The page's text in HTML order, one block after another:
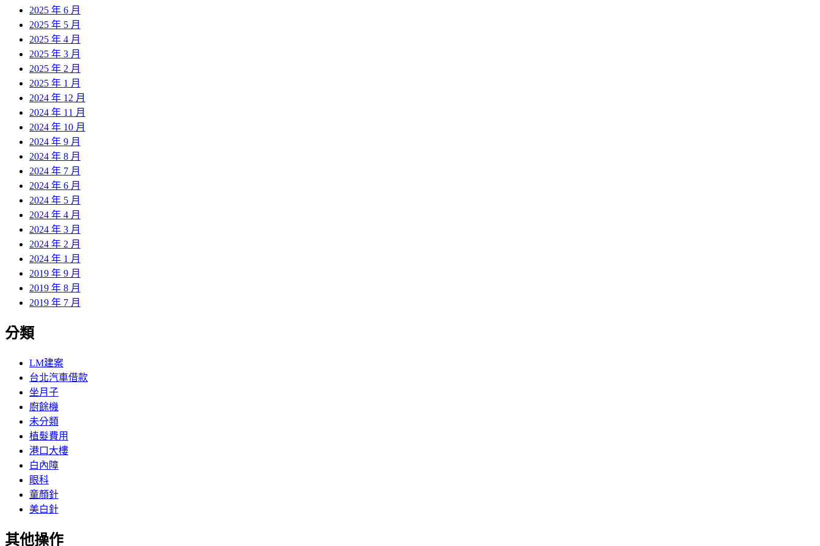
2025 年 6 月
2025 年 5 月
2025 年 4 月
2025 年 3 月
2025 年 2 月
2025 年 1 月
2024 年 12 月
2024 年 11 月
2024 年 10 月
2024 年 9 月
2024 年 8 月
2024 年 7 月
2024 年 6 月
2024 年 5 月
2024 年 4 月
2024 年 3 月
2024 年 2 月
2024 年 1 月
2019 年 9 月
2019 年 8 月
2019 年 7 月
分類
LM建案
台北汽車借款
坐月子
廚餘機
未分類
植髮費用
港口大樓
白內障
眼科
童顏針
美白針
其他操作